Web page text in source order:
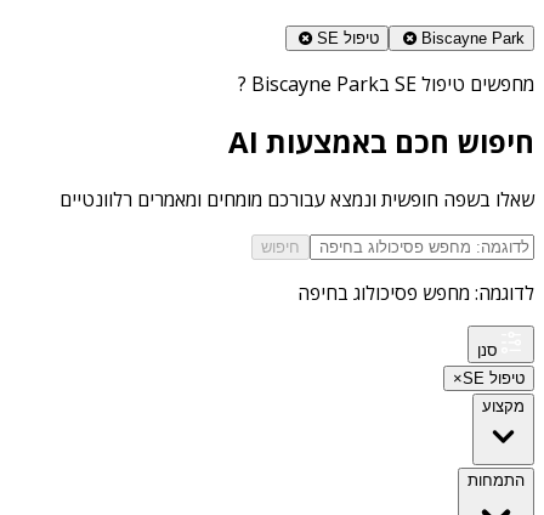
Biscayne Park טיפול SE
מחפשים טיפול SE בBiscayne Park ?
חיפוש חכם באמצעות AI
שאלו בשפה חופשית ונמצא עבורכם מומחים ומאמרים רלוונטיים
חיפוש
לדוגמה: מחפש פסיכולוג בחיפה
סנן
טיפול SE
×
מקצוע
התמחות